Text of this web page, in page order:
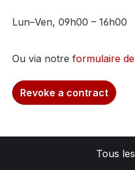
Lun–Ven, 09h00 – 16h00
Ou via notre formulaire
Revoke a contract
Tous